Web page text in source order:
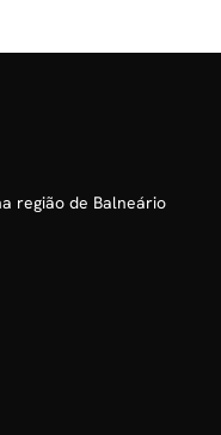
região de Balneário